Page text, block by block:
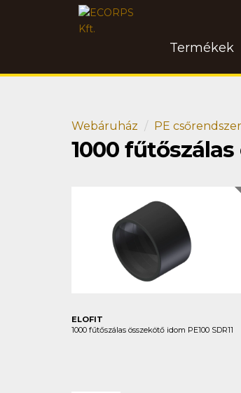
Termékek
Webáruház PE
1000 fűtőszálas
ELOFIT
1000 fűtőszálas összekötő idom PE100 SDR11